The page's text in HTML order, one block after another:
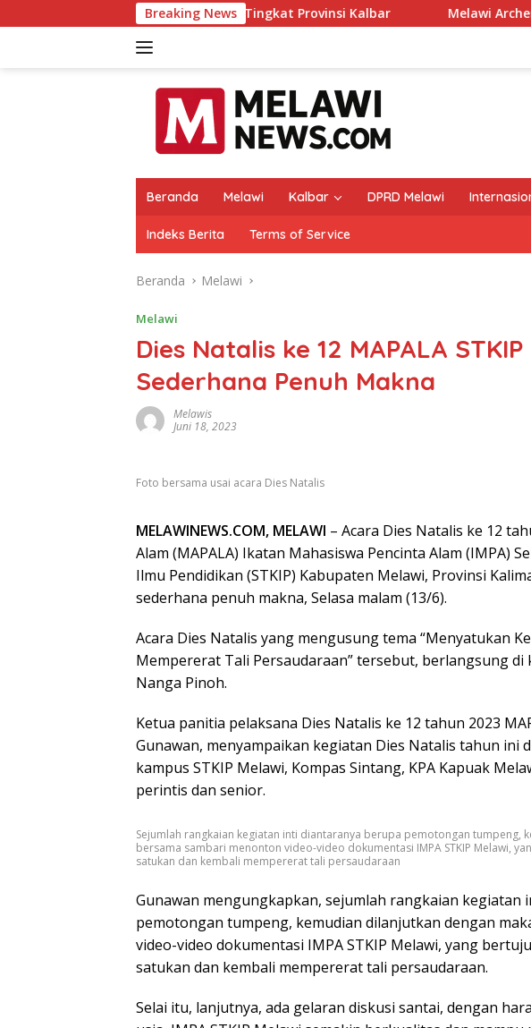
ke
Breaking News
IX MTQ XXXIV Tingkat Provinsi Kalbar Melawi Archery
Beranda Melawi Kalbar DPRD Melawi
Indeks Berita Terms of Service
Beranda Melawi
Melawi
Dies Natalis ke 12 MAPALA
Sederhana Penuh Makna
Melawis
Juni 18, 2023
Foto bersama usai acara Dies Natalis
MELAWINEWS.COM, MELAWI – Acara Dies Natalis ke 12
Alam (MAPALA) Ikatan Mahasiswa Pencinta Alam (IMPA)
Ilmu Pendidikan (STKIP) Kabupaten Melawi, Provinsi
sederhana penuh makna, Selasa malam (13/6).
Acara Dies Natalis yang mengusung tema “Menyatukan
Mempererat Tali Persaudaraan” tersebut, berlangsung di
Nanga Pinoh.
Ketua panitia pelaksana Dies Natalis ke 12 tahun 2023
Gunawan, menyampaikan kegiatan Dies Natalis tahun ini
kampus STKIP Melawi, Kompas Sintang, KPA Kapuak
perintis dan senior.
Sejumlah rangkaian kegiatan inti diantaranya berupa pemotongan tumpeng,
bersama sambari menonton video-video dokumentasi IMPA STKIP Melawi,
satukan dan kembali mempererat tali persaudaraan
Gunawan mengungkapkan, sejumlah rangkaian kegiatan
pemotongan tumpeng, kemudian dilanjutkan dengan
video-video dokumentasi IMPA STKIP Melawi, yang
satukan dan kembali mempererat tali persaudaraan.
Selai itu, lanjutnya, ada gelaran diskusi santai, dengan